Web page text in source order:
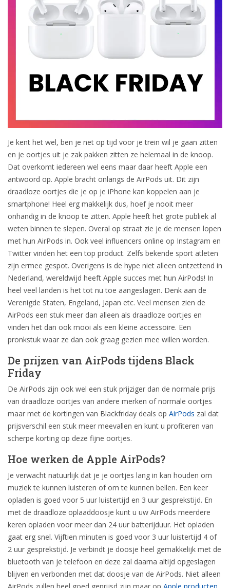
Je kent het wel, ben je net op tijd voor je trein wil je gaan zitten
en je oortjes uit je zak pakken zitten ze helemaal in de knoop.
Dat overkomt iedereen wel eens maar daar heeft Apple een
antwoord op. Apple bracht onlangs de AirPods uit. Dit zijn
draadloze oortjes die je op je iPhone kan koppelen aan je
smartphone! Heel erg makkelijk dus, hoef je nooit meer
onhandig in de knoop te zitten. Apple heeft het grote publiek al
weten binnen te slepen. Overal op straat zie je de mensen lopen
met hun AirPods in. Ook veel influencers online op Instagram en
Twitter vinden het een top product. Zelfs bekende sport atleten
zijn ermee gespot. Overigens is de hype niet alleen ontzettend in
Nederland, wereldwijd heeft Apple succes met hun AirPods! In
heel veel landen is het tot nu toe aangeslagen. Denk aan de
Verenigde Staten, Engeland, Japan etc. Veel mensen zien de
AirPods een stuk meer dan alleen als draadloze oortjes en
vinden het dan ook mooi als een kleine accessoire. Een
pronkstuk waar ze dan ook graag gezien mee willen worden.
De prijzen van AirPods tijdens Black
Friday
De AirPods zijn ook wel een stuk prijziger dan de normale prijs
van draadloze oortjes van andere merken of normale oortjes
maar met de kortingen van Blackfriday deals op AirPods zal dat
prijsverschil een stuk meer meevallen en kunt u profiteren van
scherpe korting op deze fijne oortjes.
Hoe werken de Apple AirPods?
Je verwacht natuurlijk dat je je oortjes lang in kan houden om
muziek te kunnen luisteren of om te kunnen bellen. Een keer
opladen is goed voor 5 uur luistertijd en 3 uur gesprekstijd. En
met de draadloze oplaaddoosje kunt u uw AirPods meerdere
keren opladen voor meer dan 24 uur batterijduur. Het opladen
gaat erg snel. Vijftien minuten is goed voor 3 uur luistertijd 4 of
2 uur gesprekstijd. Je verbindt je doosje heel gemakkelijk met de
bluetooth van je telefoon en deze zal daarna altijd opgeslagen
blijven en verbonden met dat doosje van de AirPods. Niet alleen